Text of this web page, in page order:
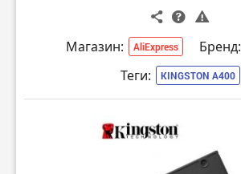
Магазин: AliExpress Бренд:
Теги: KINGSTON A400